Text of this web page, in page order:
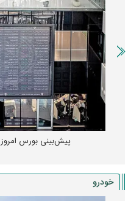
پیش‌بینی بورس امروز دوشنبه ۱۲
خودرو